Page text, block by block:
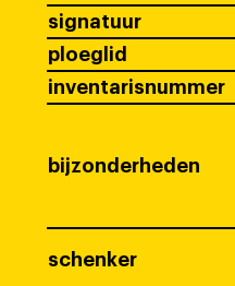
signatuur
ploeglid
inventarisnummer
bijzonderheden
schenker